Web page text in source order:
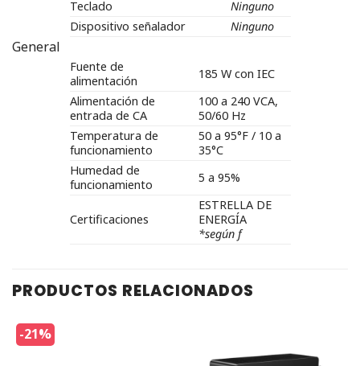
Teclado
Ninguno
Dispositivo señalador
Ninguno
General
Fuente de
alimentación
185 W con IEC
Alimentación de
entrada de CA
100 a 240 VCA,
50/60 Hz
Temperatura de
funcionamiento
50 a 95°F / 10 a
35°C
Humedad de
funcionamiento
5 a 95%
Certificaciones
ESTRELLA DE
ENERGÍA
*según f
PRODUCTOS RELACIONADOS
-21%